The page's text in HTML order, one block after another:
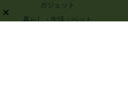
ガジェット
暮らし・生活・ペット